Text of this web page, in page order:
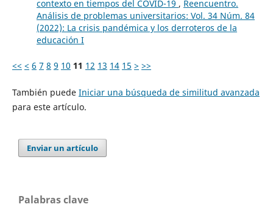
contexto en tiempos del COVID-19 , Reencuentro.
Análisis de problemas universitarios: Vol. 34 Núm. 84
(2022): La crisis pandémica y los derroteros de la
educación I
<< < 6 7 8 9 10 11 12 13 14 15 > >>
También puede Iniciar una búsqueda de similitud avanzada
para este artículo.
Enviar un artículo
Palabras clave